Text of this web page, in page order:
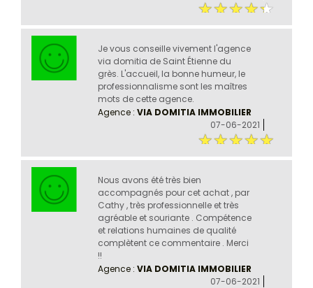
Je vous conseille vivement l'agence
via domitia de Saint Étienne du
grès. L'accueil, la bonne humeur, le
professionnalisme sont les maîtres
mots de cette agence.
Agence : VIA DOMITIA IMMOBILIER
07-06-2021
Nous avons été très bien
accompagnés pour cet achat , par
Cathy , très professionnelle et très
agréable et souriante . Compétence
et relations humaines de qualité
complètent ce commentaire . Merci
!!
Agence : VIA DOMITIA IMMOBILIER
07-06-2021